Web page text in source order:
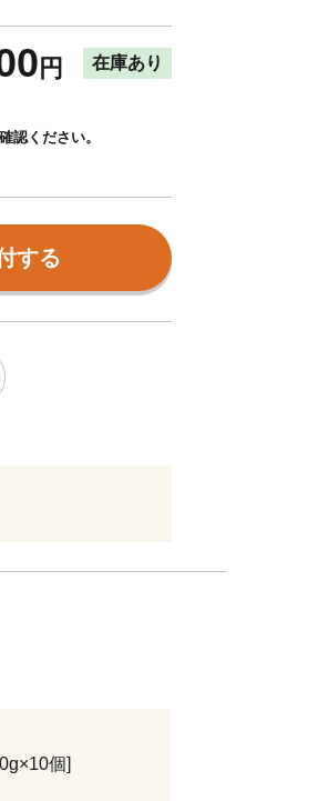
円 在庫あり
認ください。
する
個]